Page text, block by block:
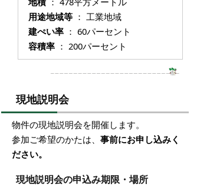
用途地域等 ： 工業地域
建ぺい率 ： 60パーセント
容積率 ： 200パーセント
現地説明会
物件の現地説明会を開催します。
参加ご希望のかたは、 事前にお申し込みく
ださい。
現地説明会の申込み期限・場所